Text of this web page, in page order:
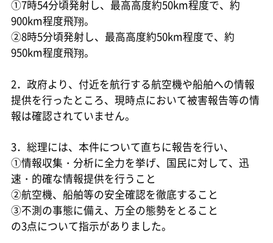
①7時54分頃発射し、最高高度約50km程度で、約
900km程度飛翔。
②8時5分頃発射し、最高高度約50km程度で、約
950km程度飛翔。
2．政府より、付近を航行する航空機や船舶への情報
提供を行ったところ、現時点において被害報告等の情
報は確認されていません。
3．総理には、本件について直ちに報告を行い、
①情報収集・分析に全力を挙げ、国民に対して、迅
速・的確な情報提供を行うこと
②航空機、船舶等の安全確認を徹底すること
③不測の事態に備え、万全の態勢をとること
の3点について指示がありました。